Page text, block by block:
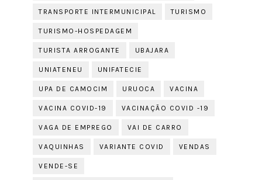
TRANSPORTE INTERMUNICIPAL TURISMO
TURISMO-HOSPEDAGEM
TURISTA ARROGANTE UBAJARA
UNIATENEU UNIFATECIE
UPA DE CAMOCIM URUOCA VACINA
VACINA COVID-19 VACINAÇÃO COVID -19
VAGA DE EMPREGO VAI DE CARRO
VAQUINHAS VARIANTE COVID VENDAS
VENDE-SE